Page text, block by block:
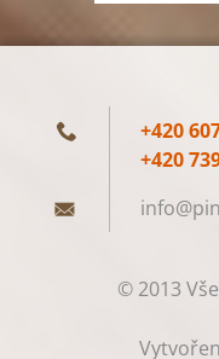
+420
+420
info@pin
© 2013